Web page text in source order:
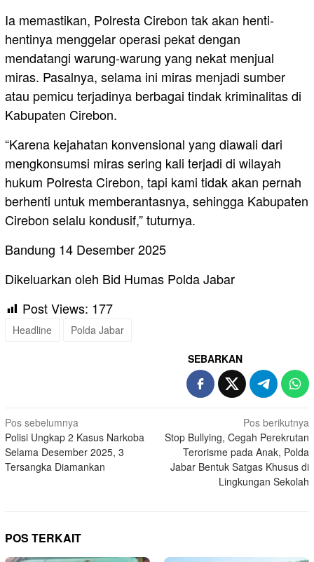
Ia memastikan, Polresta Cirebon tak akan henti-
hentinya menggelar operasi pekat dengan
mendatangi warung-warung yang nekat menjual
miras. Pasalnya, selama ini miras menjadi sumber
atau pemicu terjadinya berbagai tindak kriminalitas di
Kabupaten Cirebon.
“Karena kejahatan konvensional yang diawali dari
mengkonsumsi miras sering kali terjadi di wilayah
hukum Polresta Cirebon, tapi kami tidak akan pernah
berhenti untuk memberantasnya, sehingga Kabupaten
Cirebon selalu kondusif,” tuturnya.
Bandung 14 Desember 2025
Dikeluarkan oleh Bid Humas Polda Jabar
Post Views: 177
Headline Polda Jabar
SEBARKAN
Navigasi
pos
Pos sebelumnya
Polisi Ungkap 2 Kasus Narkoba
Selama Desember 2025, 3
Tersangka Diamankan
Pos berikutnya
Stop Bullying, Cegah Perekrutan
Terorisme pada Anak, Polda
Jabar Bentuk Satgas Khusus di
Lingkungan Sekolah
POS TERKAIT